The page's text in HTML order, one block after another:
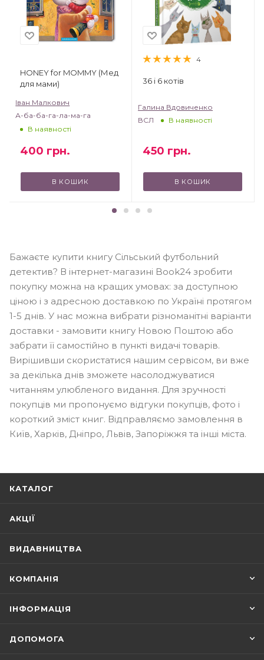
HONEY for MOMMY (Мед
для мами)
Іван Малкович
А-ба-ба-га-ла-ма-га
В наявності
400 грн.
В КОШИК
4
36 і 6 котів
Галина Вдовиченко
ВСЛ
В наявності
450 грн.
В КОШИК
Бажаєте купити книгу Сільський футбольний
детектив? В інтернет-магазині Book24 зробити
покупку можна на кращих умовах: за доступною
ціною і з адресною доставкою по Україні протягом
1-5 днів. У нас можна вибрати різноманітні варіанти
доставки - замовити книгу Новою Поштою або
забрати її самостійно в пункті видачі товарів.
Вирішивши скористатися нашим сервісом, ви вже
за декілька днів зможете насолоджуватися
читанням улюбленого видання. Для зручності
покупців ми пропонуємо відгуки покупців, фото і
короткий зміст книг. Відправляємо замовлення в
Київ, Харків, Дніпро, Львів, Запоріжжя та інші міста.
КАТАЛОГ
АКЦІЇ
ВИДАВНИЦТВА
КОМПАНІЯ
ІНФОРМАЦІЯ
ДОПОМОГА